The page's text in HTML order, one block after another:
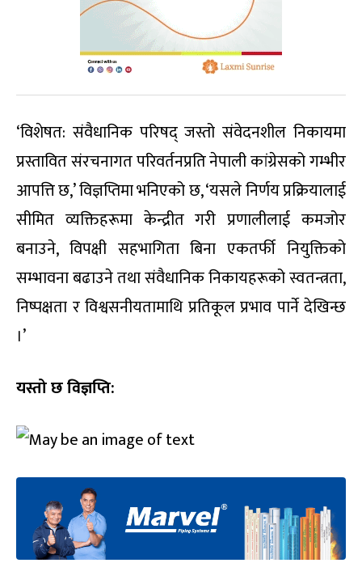
‘विशेषत: संवैधानिक परिषद् जस्तो संवेदनशील निकायमा
प्रस्तावित संरचनागत परिवर्तनप्रति नेपाली कांग्रेसको गम्भीर
आपत्ति छ,’ विज्ञप्तिमा भनिएको छ, ‘यसले निर्णय प्रक्रियालाई
सीमित व्यक्तिहरूमा केन्द्रीत गरी प्रणालीलाई कमजोर
बनाउने, विपक्षी सहभागिता बिना एकतर्फी नियुक्तिको
सम्भावना बढाउने तथा संवैधानिक निकायहरूको स्वतन्त्रता,
निष्पक्षता र विश्वसनीयतामाथि प्रतिकूल प्रभाव पार्ने देखिन्छ
।’
यस्तो छ विज्ञप्ति: